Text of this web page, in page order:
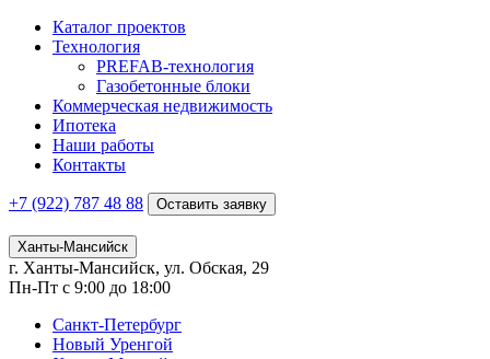
Каталог проектов
Технология
PREFAB-технология
Газобетонные блоки
Коммерческая недвижимость
Ипотека
Наши работы
Контакты
+7 (922) 787 48 88 Оставить заявку
Ханты-Мансийск
г. Ханты-Мансийск, ул. Обская, 29
Пн-Пт с 9:00 до 18:00
Санкт-Петербург
Новый Уренгой